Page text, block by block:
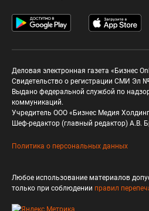
Деловая электронная газета «Бизнес
Свидетельство о регистрации СМИ Эл
Выдано федеральной службой по
коммуникаций.
Учредитель ООО «Бизнес Медия
Шеф-редактор (главный редактор) А.В.
Политика о персональных данных
Любое использование материалов
только при соблюдении правил